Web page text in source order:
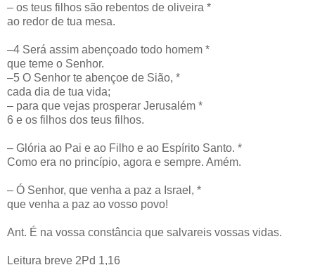
– os teus filhos são rebentos de oliveira *
ao redor de tua mesa.
–4 Será assim abençoado todo homem *
que teme o Senhor.
–5 O Senhor te abençoe de Sião, *
cada dia de tua vida;
– para que vejas prosperar Jerusalém *
6 e os filhos dos teus filhos.
– Glória ao Pai e ao Filho e ao Espírito Santo. *
Como era no princípio, agora e sempre. Amém.
– Ó Senhor, que venha a paz a Israel, *
que venha a paz ao vosso povo!
Ant. É na vossa constância que salvareis vossas vidas.
Leitura breve 2Pd 1,16